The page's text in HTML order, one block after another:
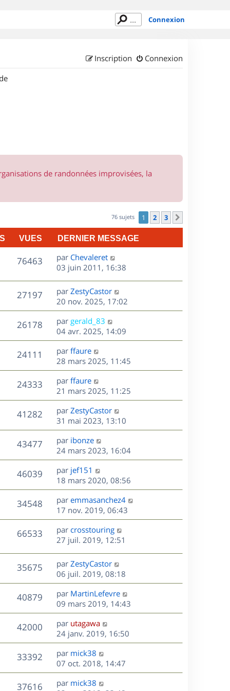
Connexion
Connexion
Inscription
de randonnées improvisées, la
76 sujets 1 2 3
VUES DERNIER MESSAGE
76463V
u
e
D
e
n
i
e
r
m
e
s
s
a
g
e
par Chevaleret
03 juin 2011, 16:38
27197V
u
e
D
e
r
n
i
e
r
m
e
s
s
a
g
e
par ZestyCastor
20 nov. 2025, 17:02
26178V
u
s
D
e
r
n
i
e
r
m
e
s
s
a
g
e
par gerald_83
04 avr. 2025, 14:09
24111
u
e
s
D
e
r
n
i
e
r
m
e
s
s
a
g
e
par ffaure
28 mars 2025, 11:45
24333V
u
e
s
D
e
r
n
i
e
r
m
e
s
s
a
g
e
par ffaure
21 mars 2025, 11:25
41282V
u
s
D
e
r
n
i
e
r
m
e
s
s
a
g
e
par ZestyCastor
31 mai 2023, 13:10
43477V
u
s
D
e
r
n
i
e
r
m
e
s
s
a
g
e
par ibonze
24 mars 2023, 16:04
46039V
u
e
s
D
e
r
n
i
e
r
m
e
s
s
a
g
e
par jef151
18 mars 2020, 08:56
34548V
u
e
D
e
r
n
i
r
m
e
s
s
a
g
e
par emmasanchez4
17 nov. 2019, 06:43
66533V
u
e
D
e
i
e
r
m
e
s
s
a
g
e
par crosstouring
27 juil. 2019, 12:51
35675V
u
s
D
e
r
n
i
e
r
m
e
s
s
a
g
par ZestyCastor
06 juil. 2019, 08:18
40879V
u
s
D
e
r
n
i
e
r
m
e
s
par MartinLefevre
09 mars 2019, 14:43
42000V
u
e
D
e
r
n
i
e
r
par utagawa
24 janv. 2019, 16:50
33392V
u
D
e
r
n
par mick38
07 oct. 2018, 14:47
37616V
D
par mick38